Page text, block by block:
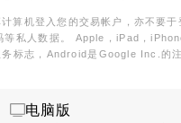
算机登入您的交易帐户，亦不要
等私人数据。 Apple，iPad，
标志，Android是Google Inc.的
电脑版